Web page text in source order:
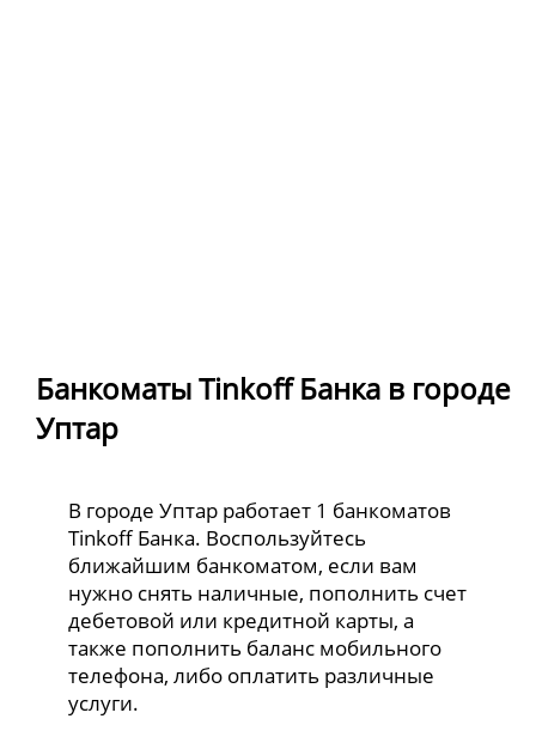
Банкоматы Tinkoff Банка в городе
Уптар
В городе Уптар работает 1 банкоматов
Tinkoff Банка. Воспользуйтесь
ближайшим банкоматом, если вам
нужно снять наличные, пополнить счет
дебетовой или кредитной карты, а
также пополнить баланс мобильного
телефона, либо оплатить различные
услуги.